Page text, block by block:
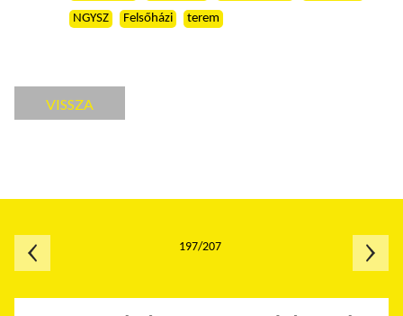
NGYSZ
Felsőházi terem
VISSZA
197/207